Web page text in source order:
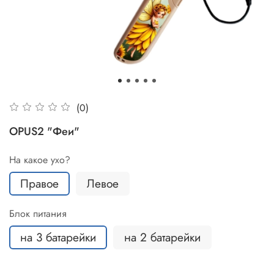
(0)
OPUS2 "Феи"
На какое ухо?
Правое Левое
Блок питания
на 3 батарейки на 2 батарейки